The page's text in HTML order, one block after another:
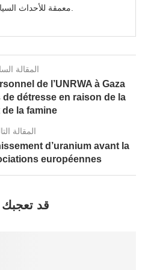
المقالة
de l’UNRWA à Gaza
détresse en raison de la
de la famine
المقالة
d’uranium avant la
européennes
قد تعجبك